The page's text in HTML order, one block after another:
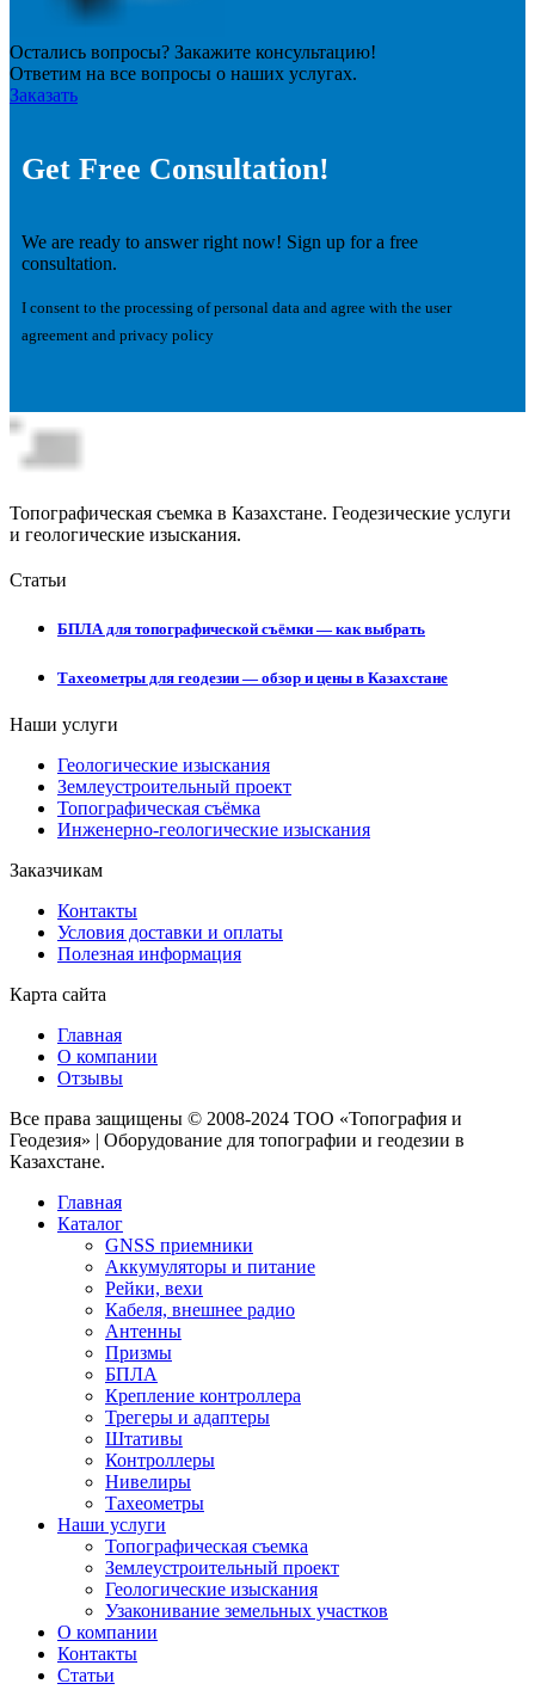
Остались вопросы? Закажите консультацию!
Ответим на все вопросы о наших услугах.
Заказать
Get Free Consultation!
We are ready to answer right now! Sign up for a free
consultation.
I consent to the processing of personal data and agree with the user
agreement and privacy policy
Топографическая съемка в Казахстане. Геодезические услуги
и геологические изыскания.
Статьи
БПЛА для топографической съёмки — как выбрать
Тахеометры для геодезии — обзор и цены в Казахстане
Наши услуги
Геологические изыскания
Землеустроительный проект
Топографическая съёмка
Инженерно-геологические изыскания
Заказчикам
Контакты
Условия доставки и оплаты
Полезная информация
Карта сайта
Главная
О компании
Отзывы
Все права защищены © 2008-2024 ТОО «Топография и
Геодезия» | Оборудование для топографии и геодезии в
Казахстане.
Главная
Каталог
GNSS приемники
Аккумуляторы и питание
Рейки, вехи
Кабеля, внешнее радио
Антенны
Призмы
БПЛА
Крепление контроллера
Трегеры и адаптеры
Штативы
Контроллеры
Нивелиры
Тахеометры
Наши услуги
Топографическая съемка
Землеустроительный проект
Геологические изыскания
Узаконивание земельных участков
О компании
Контакты
Статьи